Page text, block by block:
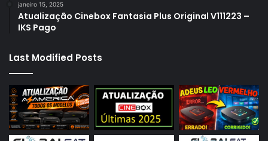
janeiro 15, 2025
Atualização Cinebox Fantasia Plus Original V111223 –
IKS Pago
Last Modified Posts